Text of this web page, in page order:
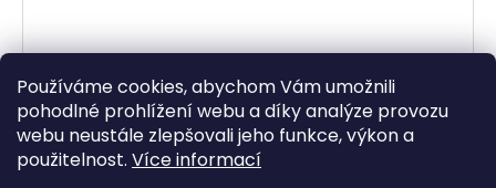
Používáme cookies, abychom Vám umožnili
pohodlné prohlížení webu a díky analýze provozu
webu neustále zlepšovali jeho funkce, výkon a
použitelnost. Více informací
Dámský šedý úpletový kardigan na zavazování H&M
M
Skladem
249 Kč